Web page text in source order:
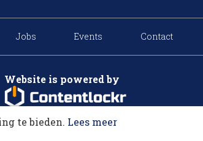
Jobs Events Contact
Website is powered by
te bieden. Lees meer